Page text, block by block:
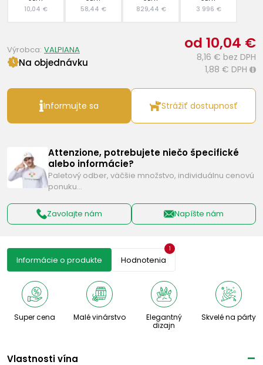
10,04 € 58,44 € 829,44 € 3 996 €
od 10,04 €
8,16 € bez DPH
1,88 € DPH i
Na objednávku
Výrobca: VALPIANA
Informujte sa Strážiť dostupnosť
Attenzione, potrebujete niečo špecifické
alebo informácie?
Paletový odber, väčšie množstvo, individuálnu cenovú
ponuku…
Zavolajte nám Napíšte nám
Informácie o produkte Hodnotenia
1
Super cena Malé vinárstvo
Elegantný
dizajn
Skvelé na párty
Vlastnosti vína